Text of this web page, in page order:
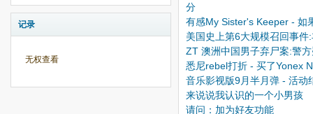
记录
无权查看
分
有感My Sister's Keeper - 如
美国史上第6大规模召回事
ZT 澳洲中国男子弃尸案:警
悉尼rebel打折 - 买了Yonex
音乐影视版9月半月弹 - 活动
来说说我认识的一个小男孩
请问：加为好友功能